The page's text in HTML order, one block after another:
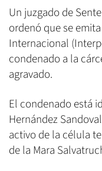
Un juzgado de
ordenó que se
Internacional
condenado a la
agravado.
El condenado está
Hernández
activo de la célula
de la Mara